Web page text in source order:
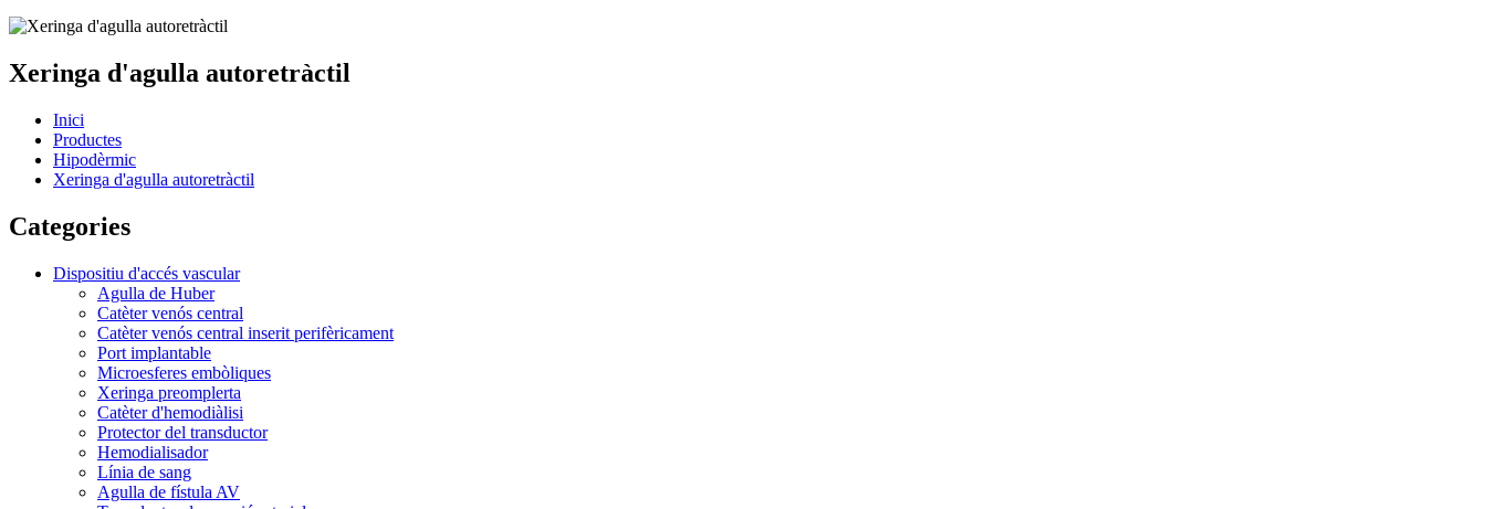
Xeringa d'agulla autoretràctil
Inici
Productes
Hipodèrmic
Xeringa d'agulla autoretràctil
Categories
Dispositiu d'accés vascular
Agulla de Huber
Catèter venós central
Catèter venós central inserit perifèricament
Port implantable
Microesferes embòliques
Xeringa preomplerta
Catèter d'hemodiàlisi
Protector del transductor
Hemodialisador
Línia de sang
Agulla de fístula AV